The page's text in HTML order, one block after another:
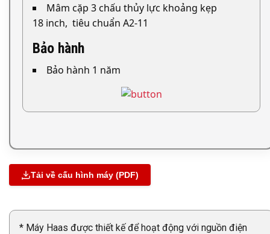
Mâm cặp 3 chấu thủy lực khoảng kẹp
18 inch, tiêu chuẩn A2-11
Bảo hành
Bảo hành 1 năm
Tải về cấu hình máy (PDF)
* Máy Haas được thiết kế để hoạt động với nguồn điện